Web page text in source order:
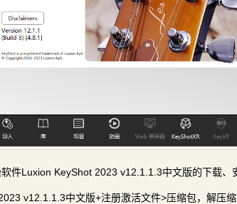
件Luxion KeyShot 2023 v12.1.1.3中文版的下载、
v12.1.1.3中文版+注册激活文件>压缩包，解压